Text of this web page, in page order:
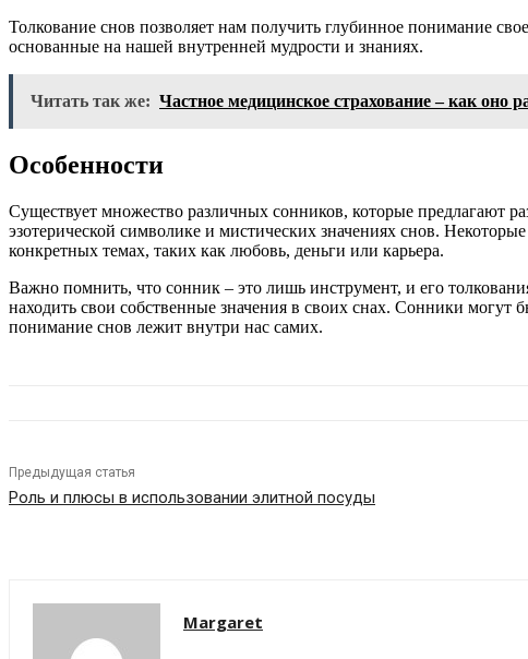
Толкование снов позволяет нам получить глубинное понимание
основанные на нашей внутренней мудрости и знаниях.
Читать так же: Частное медицинское страхование – как оно
Особенности
Существует множество различных сонников, которые предлагают
эзотерической символике и мистических значениях снов.
конкретных темах, таких как любовь, деньги или карьера.
Важно помнить, что сонник – это лишь инструмент, и его
находить свои собственные значения в своих снах. Сонники
понимание снов лежит внутри нас самих.
Предыдущая статья
Роль и плюсы в использовании элитной посуды
Margaret